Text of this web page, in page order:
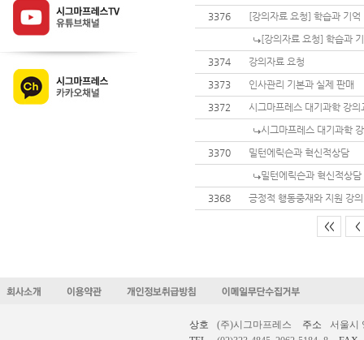
3376
[강의자료 요청] 학습과 기
[강의자료 요청] 학습과
3374
강의자료 요청
3373
인사관리 기본과 실제 판매
3372
시그마프레스 대기과학 강의
시그마프레스 대기과학
3370
밀턴에릭슨과 혁신적상담
밀턴에릭슨과 혁신적상담
3368
긍정적 행동중재와 지원 강
<< <
상호 (주)시그마프레스 주소
서울시